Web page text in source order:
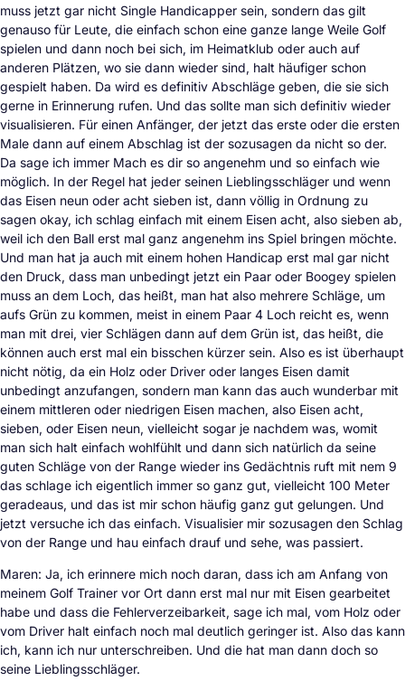
muss jetzt gar nicht Single Handicapper sein, sondern das gilt
genauso für Leute, die einfach schon eine ganze lange Weile Golf
spielen und dann noch bei sich, im Heimatklub oder auch auf
anderen Plätzen, wo sie dann wieder sind, halt häufiger schon
gespielt haben. Da wird es definitiv Abschläge geben, die sie sich
gerne in Erinnerung rufen. Und das sollte man sich definitiv wieder
visualisieren. Für einen Anfänger, der jetzt das erste oder die ersten
Male dann auf einem Abschlag ist der sozusagen da nicht so der.
Da sage ich immer Mach es dir so angenehm und so einfach wie
möglich. In der Regel hat jeder seinen Lieblingsschläger und wenn
das Eisen neun oder acht sieben ist, dann völlig in Ordnung zu
sagen okay, ich schlag einfach mit einem Eisen acht, also sieben ab,
weil ich den Ball erst mal ganz angenehm ins Spiel bringen möchte.
Und man hat ja auch mit einem hohen Handicap erst mal gar nicht
den Druck, dass man unbedingt jetzt ein Paar oder Boogey spielen
muss an dem Loch, das heißt, man hat also mehrere Schläge, um
aufs Grün zu kommen, meist in einem Paar 4 Loch reicht es, wenn
man mit drei, vier Schlägen dann auf dem Grün ist, das heißt, die
können auch erst mal ein bisschen kürzer sein. Also es ist überhaupt
nicht nötig, da ein Holz oder Driver oder langes Eisen damit
unbedingt anzufangen, sondern man kann das auch wunderbar mit
einem mittleren oder niedrigen Eisen machen, also Eisen acht,
sieben, oder Eisen neun, vielleicht sogar je nachdem was, womit
man sich halt einfach wohlfühlt und dann sich natürlich da seine
guten Schläge von der Range wieder ins Gedächtnis ruft mit nem 9
das schlage ich eigentlich immer so ganz gut, vielleicht 100 Meter
geradeaus, und das ist mir schon häufig ganz gut gelungen. Und
jetzt versuche ich das einfach. Visualisier mir sozusagen den Schlag
von der Range und hau einfach drauf und sehe, was passiert.
Maren: Ja, ich erinnere mich noch daran, dass ich am Anfang von
meinem Golf Trainer vor Ort dann erst mal nur mit Eisen gearbeitet
habe und dass die Fehlerverzeibarkeit, sage ich mal, vom Holz oder
vom Driver halt einfach noch mal deutlich geringer ist. Also das kann
ich, kann ich nur unterschreiben. Und die hat man dann doch so
seine Lieblingsschläger.